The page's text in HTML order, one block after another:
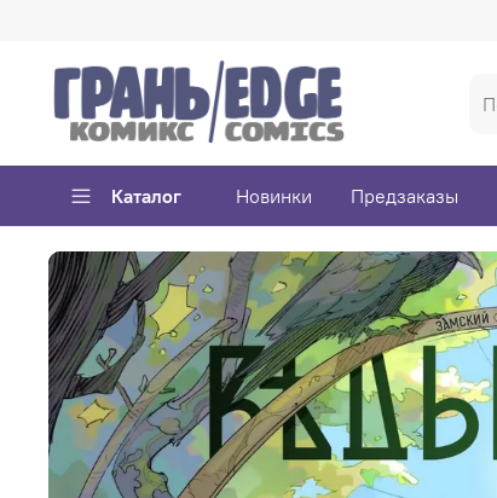
Каталог Новинки Предзаказы